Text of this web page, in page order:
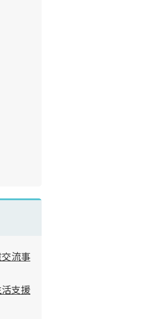
:17.2KB)
流事
支援